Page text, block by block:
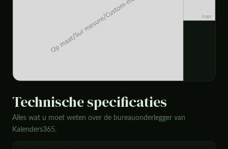
Technische specificaties
Alles wat u moet weten over de bureauonderlegger van
Kalenders365.